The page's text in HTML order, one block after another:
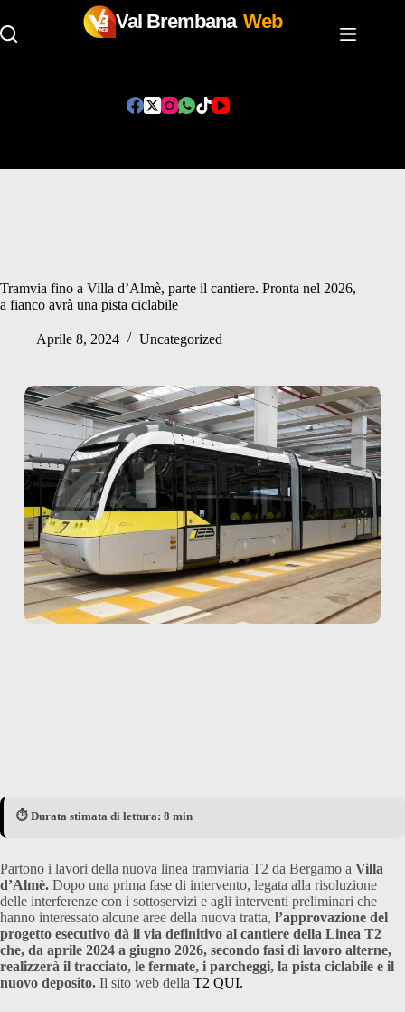
Val Brembana Web
Tramvia fino a Villa d’Almè, parte il cantiere. Pronta nel 2026,
a fianco avrà una pista ciclabile
Aprile 8, 2024 Uncategorized
⏱️ Durata stimata di lettura: 8 min
Partono i lavori della nuova linea tramviaria T2 da Bergamo a Villa
d’Almè. Dopo una prima fase di intervento, legata alla risoluzione
delle interferenze con i sottoservizi e agli interventi preliminari che
hanno interessato alcune aree della nuova tratta, l’approvazione del
progetto esecutivo dà il via definitivo al cantiere della Linea T2
che, da aprile 2024 a giugno 2026, secondo fasi di lavoro alterne,
realizzerà il tracciato, le fermate, i parcheggi, la pista ciclabile e il
nuovo deposito. Il sito web della T2 QUI.